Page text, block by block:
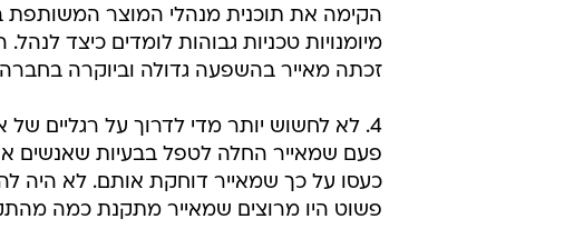
הקימה את תוכנית מנהלי המוצר המשותפת
מיומנויות טכניות גבוהות לומדים כיצד
זכתה מאייר בהשפעה גדולה וביוקרה
4. לא לחשוש יותר מדי לדרוך על רגליים
פעם שמאייר החלה לטפל בבעיות שאנשים
כעסו על כך שמאייר דוחקת אותם. לא היה
פשוט היו מרוצים שמאייר מתקנת כמה